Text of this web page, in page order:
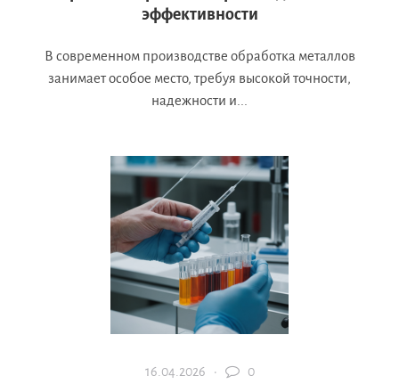
эффективности
В современном производстве обработка металлов
занимает особое место, требуя высокой точности,
надежности и...
16.04.2026 · 0